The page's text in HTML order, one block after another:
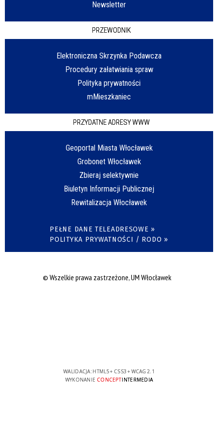
Newsletter
PRZEWODNIK
Elektroniczna Skrzynka Podawcza
Procedury załatwiania spraw
Polityka prywatności
mMieszkaniec
PRZYDATNE ADRESY WWW
Geoportal Miasta Włocławek
Grobonet Włocławek
Zbieraj selektywnie
Biuletyn Informacji Publicznej
Rewitalizacja Włocławek
PEŁNE DANE TELEADRESOWE »
POLITYKA PRYWATNOŚCI / RODO »
© Wszelkie prawa zastrzeżone, UM Włocławek
WALIDACJA: HTML5+ CSS3 + WCAG 2.1
WYKONANIE CONCEPTINTERMEDIA